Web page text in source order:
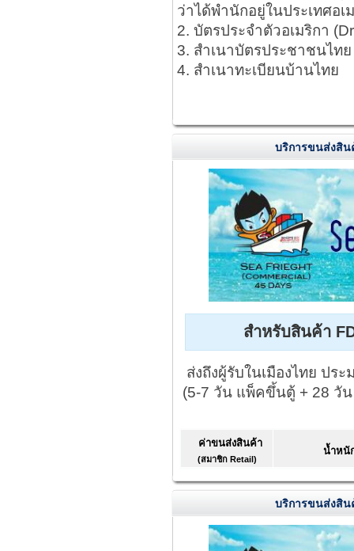
ว่าได้พำนักอยู่ในประเทศอเ
2. บัตรประจำตัวอเมริกา
3. สำเนาบัตรประชาชนไทย
4. สำเนาทะเบียนบ้านไทย
บริการขนส่งสิน
สำหรับสินค้า
ส่งถึงผู้รับในเมืองไทย ป
(5-7 วัน แพ็คขึ้นตู้ + 28 วัน
ค่าขนส่งสินค้า
(สมาชิก Retail)
น้ำหนั
บริการขนส่งสิน